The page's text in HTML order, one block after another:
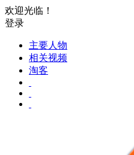
欢迎光临！
登录
主要人物
相关视频
淘客